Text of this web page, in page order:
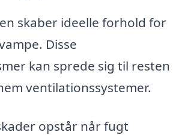
skaber ideelle forhold for
Disse
kan sprede sig til resten
ventilationssystemer.
opstår når fugt